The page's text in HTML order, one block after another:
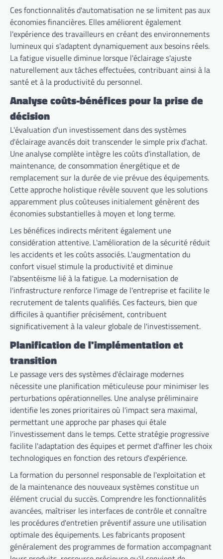
Ces fonctionnalités d'automatisation ne se limitent pas aux
économies financières. Elles améliorent également
l'expérience des travailleurs en créant des environnements
lumineux qui s'adaptent dynamiquement aux besoins réels.
La fatigue visuelle diminue lorsque l'éclairage s'ajuste
naturellement aux tâches effectuées, contribuant ainsi à la
santé et à la productivité du personnel.
Analyse coûts-bénéfices pour la prise de
décision
L'évaluation d'un investissement dans des systèmes
d'éclairage avancés doit transcender le simple prix d'achat.
Une analyse complète intègre les coûts d'installation, de
maintenance, de consommation énergétique et de
remplacement sur la durée de vie prévue des équipements.
Cette approche holistique révèle souvent que les solutions
apparemment plus coûteuses initialement génèrent des
économies substantielles à moyen et long terme.
Les bénéfices indirects méritent également une
considération attentive. L'amélioration de la sécurité réduit
les accidents et les coûts associés. L'augmentation du
confort visuel stimule la productivité et diminue
l'absentéisme lié à la fatigue. La modernisation de
l'infrastructure renforce l'image de l'entreprise et facilite le
recrutement de talents qualifiés. Ces facteurs, bien que
difficiles à quantifier précisément, contribuent
significativement à la valeur globale de l'investissement.
Planification de l'implémentation et
transition
Le passage vers des systèmes d'éclairage modernes
nécessite une planification méticuleuse pour minimiser les
perturbations opérationnelles. Une analyse préliminaire
identifie les zones prioritaires où l'impact sera maximal,
permettant une approche par phases qui étale
l'investissement dans le temps. Cette stratégie progressive
facilite l'adaptation des équipes et permet d'affiner les choix
technologiques en fonction des retours d'expérience.
La formation du personnel responsable de l'exploitation et
de la maintenance des nouveaux systèmes constitue un
élément crucial du succès. Comprendre les fonctionnalités
avancées, maîtriser les interfaces de contrôle et connaître
les procédures d'entretien préventif assure une utilisation
optimale des équipements. Les fabricants proposent
généralement des programmes de formation accompagnant